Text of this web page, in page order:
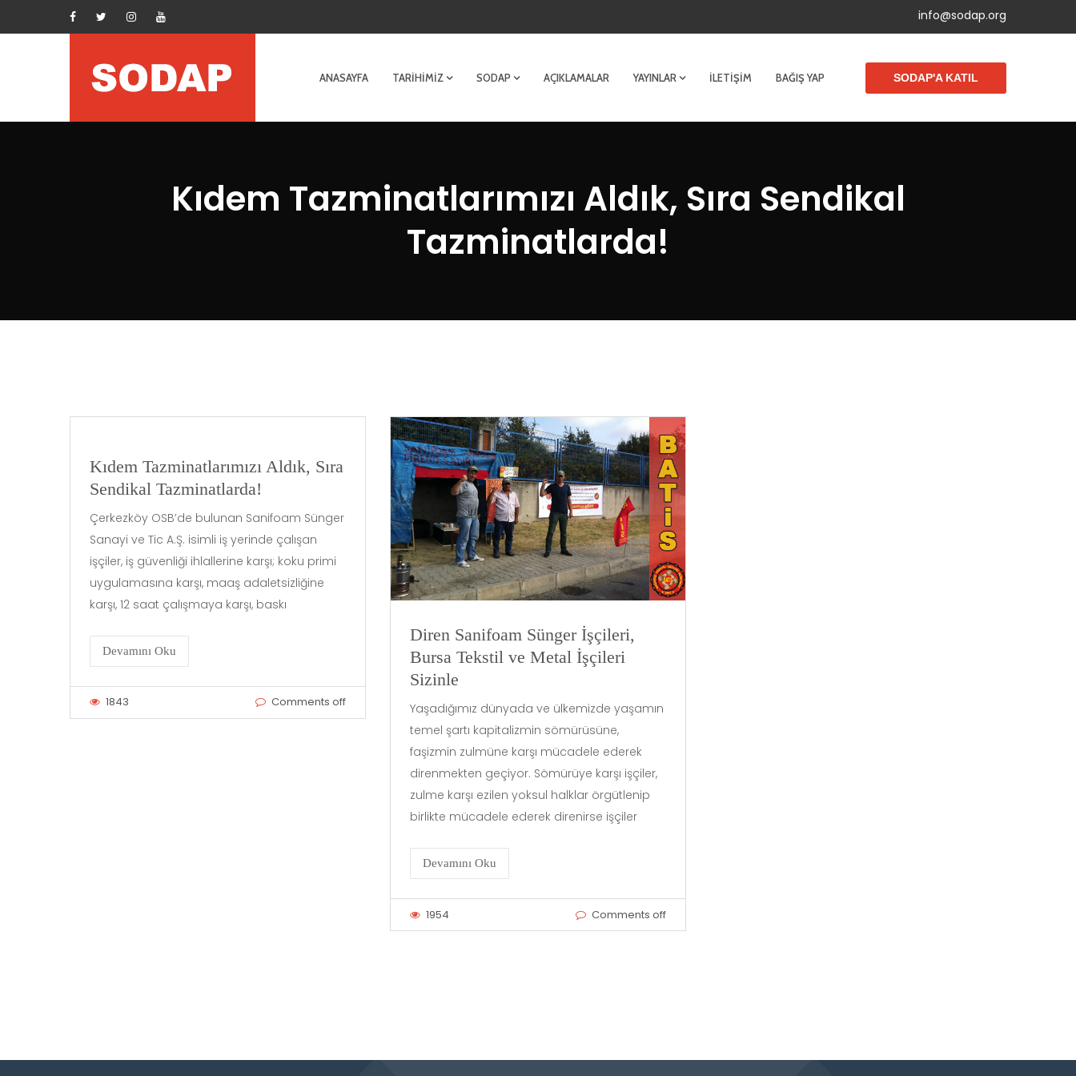
info@sodap.org
ANASAYFA TARIHIMIZ SODAP AÇIKLAMALAR YAYINLAR İLETIŞIM BAĞIŞ YAP SODAP'A KATIL
Kıdem Tazminatlarımızı Aldık, Sıra Sendikal
Tazminatlarda!
Kıdem Tazminatlarımızı Aldık, Sıra
Sendikal Tazminatlarda!
Çerkezköy OSB’de bulunan Sanifoam Sünger
Sanayi ve Tic A.Ş. isimli iş yerinde çalışan
işçiler, iş güvenliği ihlallerine karşı; koku primi
uygulamasına karşı, maaş adaletsizliğine
karşı, 12 saat çalışmaya karşı, baskı
Devamını Oku
1843 Comments off
Diren Sanifoam Sünger İşçileri,
Bursa Tekstil ve Metal İşçileri
Sizinle
Yaşadığımız dünyada ve ülkemizde yaşamın
temel şartı kapitalizmin sömürüsüne,
faşizmin zulmüne karşı mücadele ederek
direnmekten geçiyor. Sömürüye karşı işçiler,
zulme karşı ezilen yoksul halklar örgütlenip
birlikte mücadele ederek direnirse işçiler
Devamını Oku
1954 Comments off